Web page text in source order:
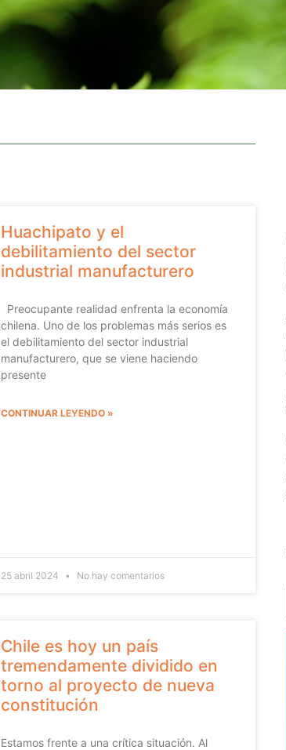
Huachipato y el
debilitamiento del sector
industrial manufacturero
Preocupante realidad enfrenta la economía
chilena. Uno de los problemas más serios es
el debilitamiento del sector industrial
manufacturero, que se viene haciendo
presente
CONTINUAR LEYENDO »
25 abril 2024 No hay comentarios
Chile es hoy un país
tremendamente dividido en
torno al proyecto de nueva
constitución
Estamos frente a una crítica situación. Al